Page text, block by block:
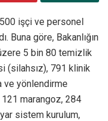
500 işçi ve personel
Buna göre, Bakanlığın
5 bin 80 temizlik
(silahsız), 791 klinik
ve yönlendirme
marangoz, 284
sistem kurulum,